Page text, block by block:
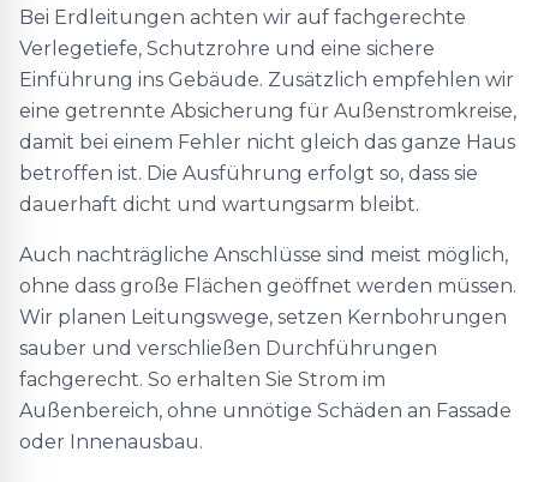
Bei Erdleitungen achten wir auf fachgerechte
Verlegetiefe, Schutzrohre und eine sichere
Einführung ins Gebäude. Zusätzlich empfehlen wir
eine getrennte Absicherung für Außenstromkreise,
damit bei einem Fehler nicht gleich das ganze Haus
betroffen ist. Die Ausführung erfolgt so, dass sie
dauerhaft dicht und wartungsarm bleibt.
Auch nachträgliche Anschlüsse sind meist möglich,
ohne dass große Flächen geöffnet werden müssen.
Wir planen Leitungswege, setzen Kernbohrungen
sauber und verschließen Durchführungen
fachgerecht. So erhalten Sie Strom im
Außenbereich, ohne unnötige Schäden an Fassade
oder Innenausbau.